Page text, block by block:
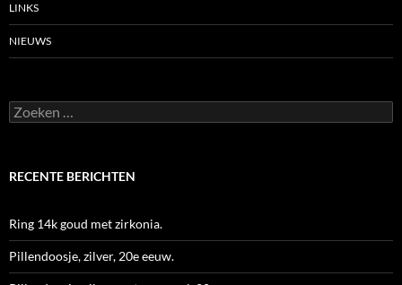
LINKS
NIEUWS
Zoeken
naar:
RECENTE BERICHTEN
Ring 14k goud met zirkonia.
Pillendoosje, zilver, 20e eeuw.